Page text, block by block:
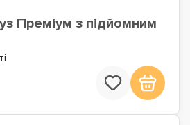
Преміум з підйомним